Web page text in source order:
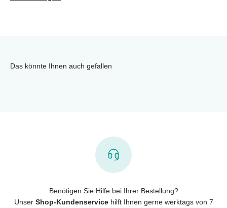
Das könnte Ihnen auch gefallen
Benötigen Sie Hilfe bei Ihrer Bestellung?
Unser Shop-Kundenservicehilft Ihnen gerne werktags von 7